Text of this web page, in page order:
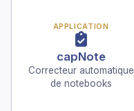
APPLICATION
capNote
Correcteur automatique
de notebooks